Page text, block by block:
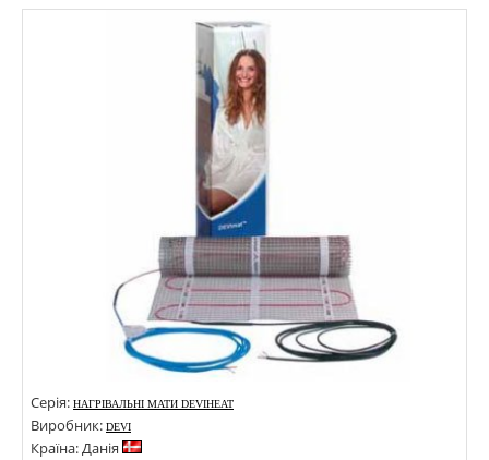
Стилі:
Серія: НАГРІВАЛЬНІ МАТИ DEVIHEAT
Виробник: DEVI
Країна: Данія